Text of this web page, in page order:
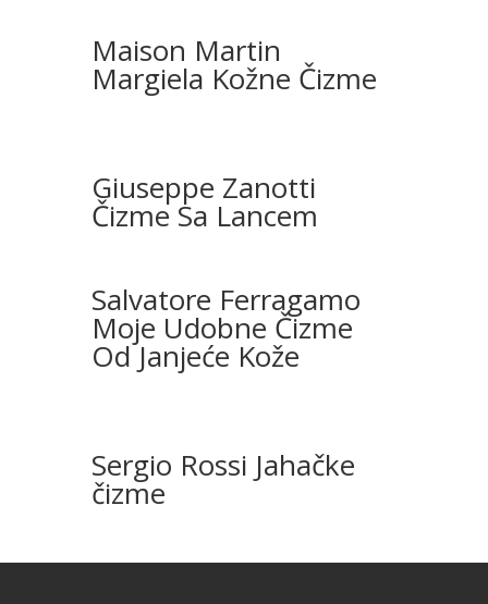
Maison Martin
Margiela Kožne Čizme
Giuseppe Zanotti
Čizme Sa Lancem
Salvatore Ferragamo
Moje Udobne Čizme
Od Janjeće Kože
Sergio Rossi Jahačke
čizme